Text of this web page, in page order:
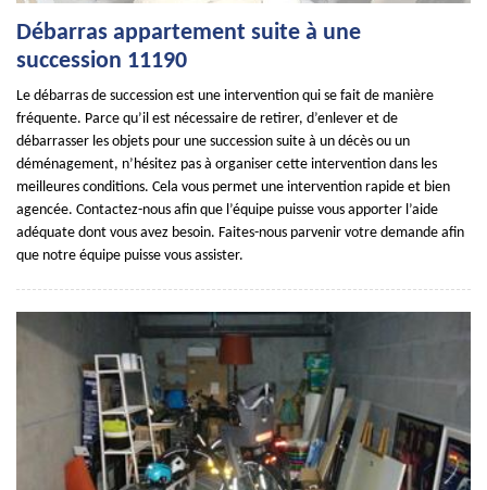
Débarras appartement suite à une
succession 11190
Le débarras de succession est une intervention qui se fait de manière
fréquente. Parce qu’il est nécessaire de retirer, d’enlever et de
débarrasser les objets pour une succession suite à un décès ou un
déménagement, n’hésitez pas à organiser cette intervention dans les
meilleures conditions. Cela vous permet une intervention rapide et bien
agencée. Contactez-nous afin que l’équipe puisse vous apporter l’aide
adéquate dont vous avez besoin. Faites-nous parvenir votre demande afin
que notre équipe puisse vous assister.